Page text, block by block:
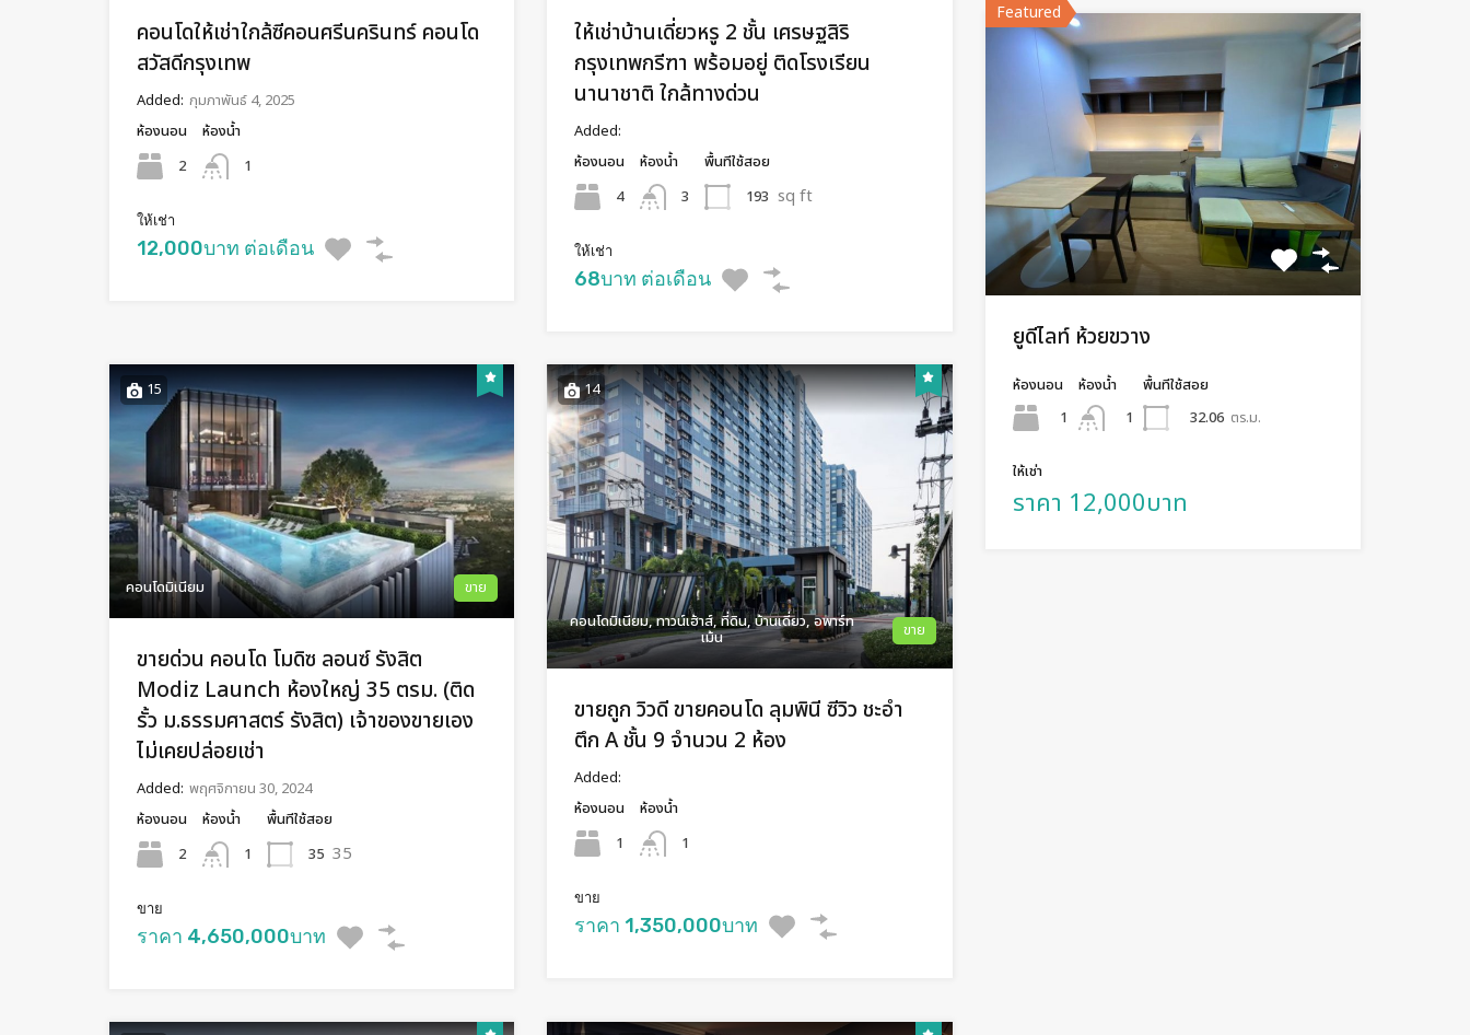
คอนโดให้เช่าใกล้ซีคอนศรีนครินทร์ คอนโด
สวัสดีกรุงเทพ
Added: กุมภาพันธ์ 4, 2025
ห้องนอน
2
ห้องน้ำ
1
ให้เช่า
12,000บาท ต่อเดือน
ให้เช่าบ้านเดี่ยวหรู 2 ชั้น เศรษฐสิริ
กรุงเทพกรีฑา พร้อมอยู่ ติดโรงเรียน
นานาชาติ ใกล้ทางด่วน
Added:
ห้องนอน
4
ห้องน้ำ
3
พื้นทีใช้สอย
193 sq ft
ให้เช่า
68บาท ต่อเดือน
15
คอนโดมิเนียม ขาย
ขายด่วน คอนโด โมดิซ ลอนซ์ รังสิต
Modiz Launch ห้องใหญ่ 35 ตรม. (ติด
รั้ว ม.ธรรมศาสตร์ รังสิต) เจ้าของขายเอง
ไม่เคยปล่อยเช่า
Added: พฤศจิกายน 30, 2024
ห้องนอน
2
ห้องน้ำ
1
พื้นทีใช้สอย
35 35
ขาย
ราคา 4,650,000บาท
14
คอนโดมิเนียม, ทาวน์เฮ้าส์, ที่ดิน, บ้านเดี่ยว, อพาร์ท
เม้น ขาย
ขายถูก วิวดี ขายคอนโด ลุมพินี ซีวิว ชะอำ
ตึก A ชั้น 9 จำนวน 2 ห้อง
Added:
ห้องนอน
1
ห้องน้ำ
1
ขาย
ราคา 1,350,000บาท
Featured
ยูดีไลท์ ห้วยขวาง
ห้องนอน
1
ห้องน้ำ
1
พื้นทีใช้สอย
32.06 ตร.ม.
ให้เช่า
ราคา 12,000บาท